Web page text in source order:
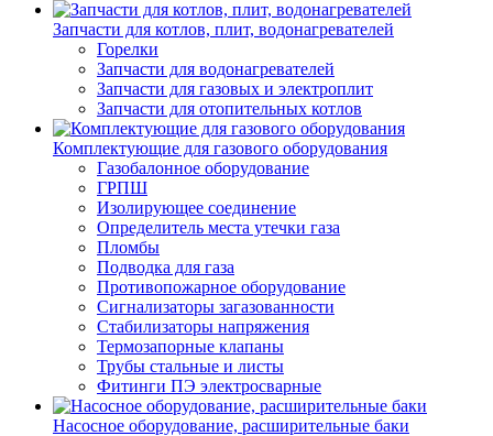
Запчасти для котлов, плит, водонагревателей
Горелки
Запчасти для водонагревателей
Запчасти для газовых и электроплит
Запчасти для отопительных котлов
Комплектующие для газового оборудования
Газобалонное оборудование
ГРПШ
Изолирующее соединение
Определитель места утечки газа
Пломбы
Подводка для газа
Противопожарное оборудование
Сигнализаторы загазованности
Стабилизаторы напряжения
Термозапорные клапаны
Трубы стальные и листы
Фитинги ПЭ электросварные
Насосное оборудование, расширительные баки